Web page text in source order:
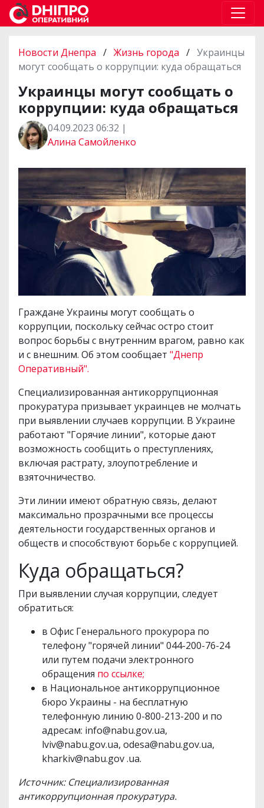
Новости Днепра / Жизнь города / Украинцы
могут сообщать о коррупции: куда обращаться
Украинцы могут сообщать о
коррупции: куда обращаться
04.09.2023 06:32 |
Алина Самойленко
Граждане Украины могут сообщать о
коррупции, поскольку сейчас остро стоит
вопрос борьбы с внутренним врагом, равно как
и с внешним. Об этом сообщает "Днепр
Оперативный".
Специализированная антикоррупционная
прокуратура призывает украинцев не молчать
при выявлении случаев коррупции. В Украине
работают "Горячие линии", которые дают
возможность сообщить о преступлениях,
включая растрату, злоупотребление и
взяточничество.
Эти линии имеют обратную связь, делают
максимально прозрачными все процессы
деятельности государственных органов и
обществ и способствуют борьбе с коррупцией.
Куда обращаться?
При выявлении случая коррупции, следует
обратиться:
в Офис Генерального прокурора по
телефону "горячей линии" 044-200-76-24
или путем подачи электронного
обращения по ссылке;
в Национальное антикоррупционное
бюро Украины - на бесплатную
телефонную линию 0-800-213-200 и по
адресам: info@nabu.gov.ua,
lviv@nabu.gov.ua, odesa@nabu.gov.ua,
kharkiv@nabu.gov.ua.
Источник: Специализированная
антикоррупционная прокуратура.